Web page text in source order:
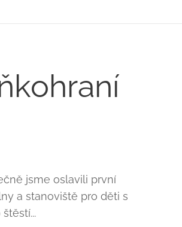
jsme oslavili první
a stanoviště pro děti s